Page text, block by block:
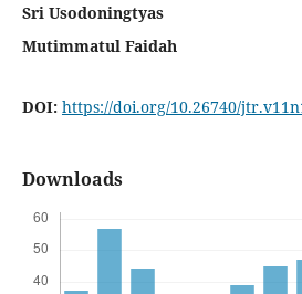
Sri Usodoningtyas
Mutimmatul Faidah
DOI: https://doi.org/10.26740/
Downloads